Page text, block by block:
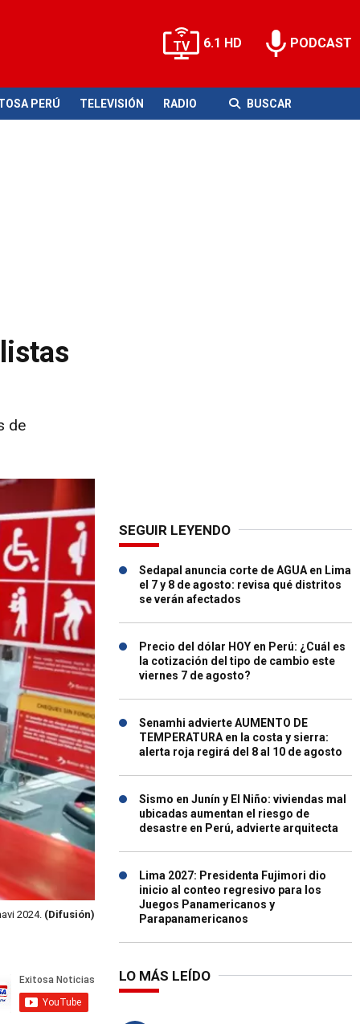
6.1 HD PODCAST
PERÚ TELEVISIÓN RADIO BUSCAR
de
2024. (Difusión)
SEGUIR LEYENDO
Sedapal anuncia corte de AGUA en Lima
el 7 y 8 de agosto: revisa qué distritos
se verán afectados
Precio del dólar HOY en Perú: ¿Cuál es
la cotización del tipo de cambio este
viernes 7 de agosto?
Senamhi advierte AUMENTO DE
TEMPERATURA en la costa y sierra:
alerta roja regirá del 8 al 10 de agosto
Sismo en Junín y El Niño: viviendas mal
ubicadas aumentan el riesgo de
desastre en Perú, advierte arquitecta
Lima 2027: Presidenta Fujimori dio
inicio al conteo regresivo para los
Juegos Panamericanos y
Parapanamericanos
LO MÁS LEÍDO